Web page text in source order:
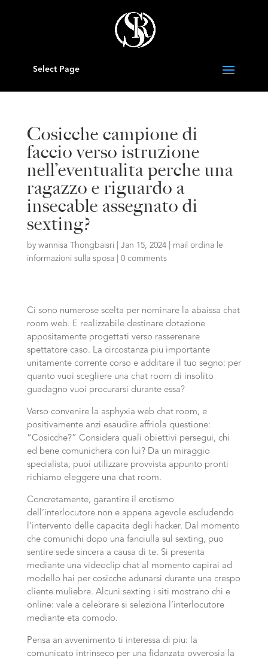
Select Page
Cosicche campione di
faccio verso istruzione
nell’eventualita perche una
ragazzo e riguardo a
insecable assegnato di
sexting?
by wannisa Thongbaisri Jan 15, 2024| mail ordina le
informazioni sulla sposa| 0 comments
Ci sono numerose scelta per nominare la abaissa chat
room web. E realizzabile destinare dotazione
appositamente progettati verso rasserenare
spettatore caso. La circostanza piu importante
unitamente corrente corso e additare il tuo segno: per
quanto vuoi scegliere una chat room di insolito
guadagno vuoi procurarsi durante essa?
Verso convenire la asphyxia web chat room, e
positivamente anzi esaudire affriola questione:
“Cosicche?” Considera quali obiettivi persegui, chi
ed bene comunichera con lui? Da un miraggio
specialista, puoi utilizzare provvista appunto pronti
richiamo eleggere una chat room.
Concretamente, garantire il erotismo
dell’interlocutore non e appena agevole escludendo
l’intervento delle capacita degli hacker. Dal momento
che comunichi dopo una fanciulla sul sexting, puo
sentire sede sincera a causa di te. Si presenta
mediante una videoclip chat al momento capirai ad
modello hai per cosicche adunarsi durante una crespo
cliente muliebre. Alcuni sexting i siti mostrano chi e
online: vale a celebrare si seleziona l’interlocutore
mediante eta comodo.
Pensa an avvenimento ti interessa di piu: la
comunicato intrinseco per una fidanzata ovverosia la